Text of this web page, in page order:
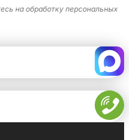
на обработку персональных